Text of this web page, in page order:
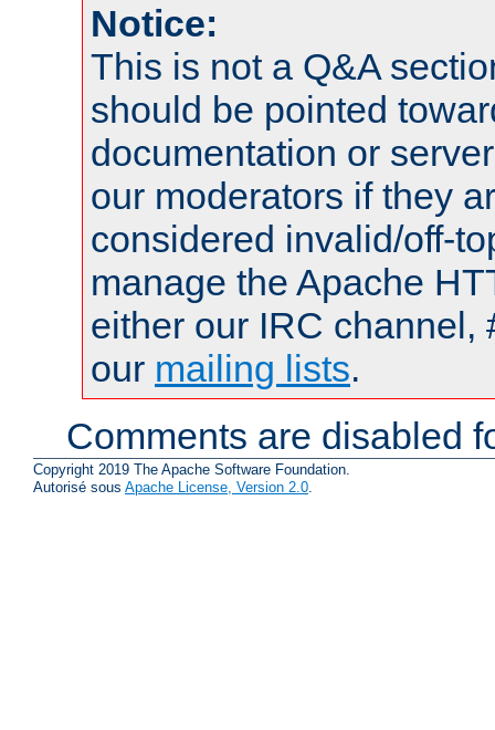
Notice:
This is not a Q&A
should be pointed
documentation or
our moderators if they
considered invalid/off-
manage the Apache
either our IRC channel,
our mailing lists.
Comments are disabled
Copyright 2019 The Apache Software Foundation.
Autorisé sous Apache License, Version 2.0.